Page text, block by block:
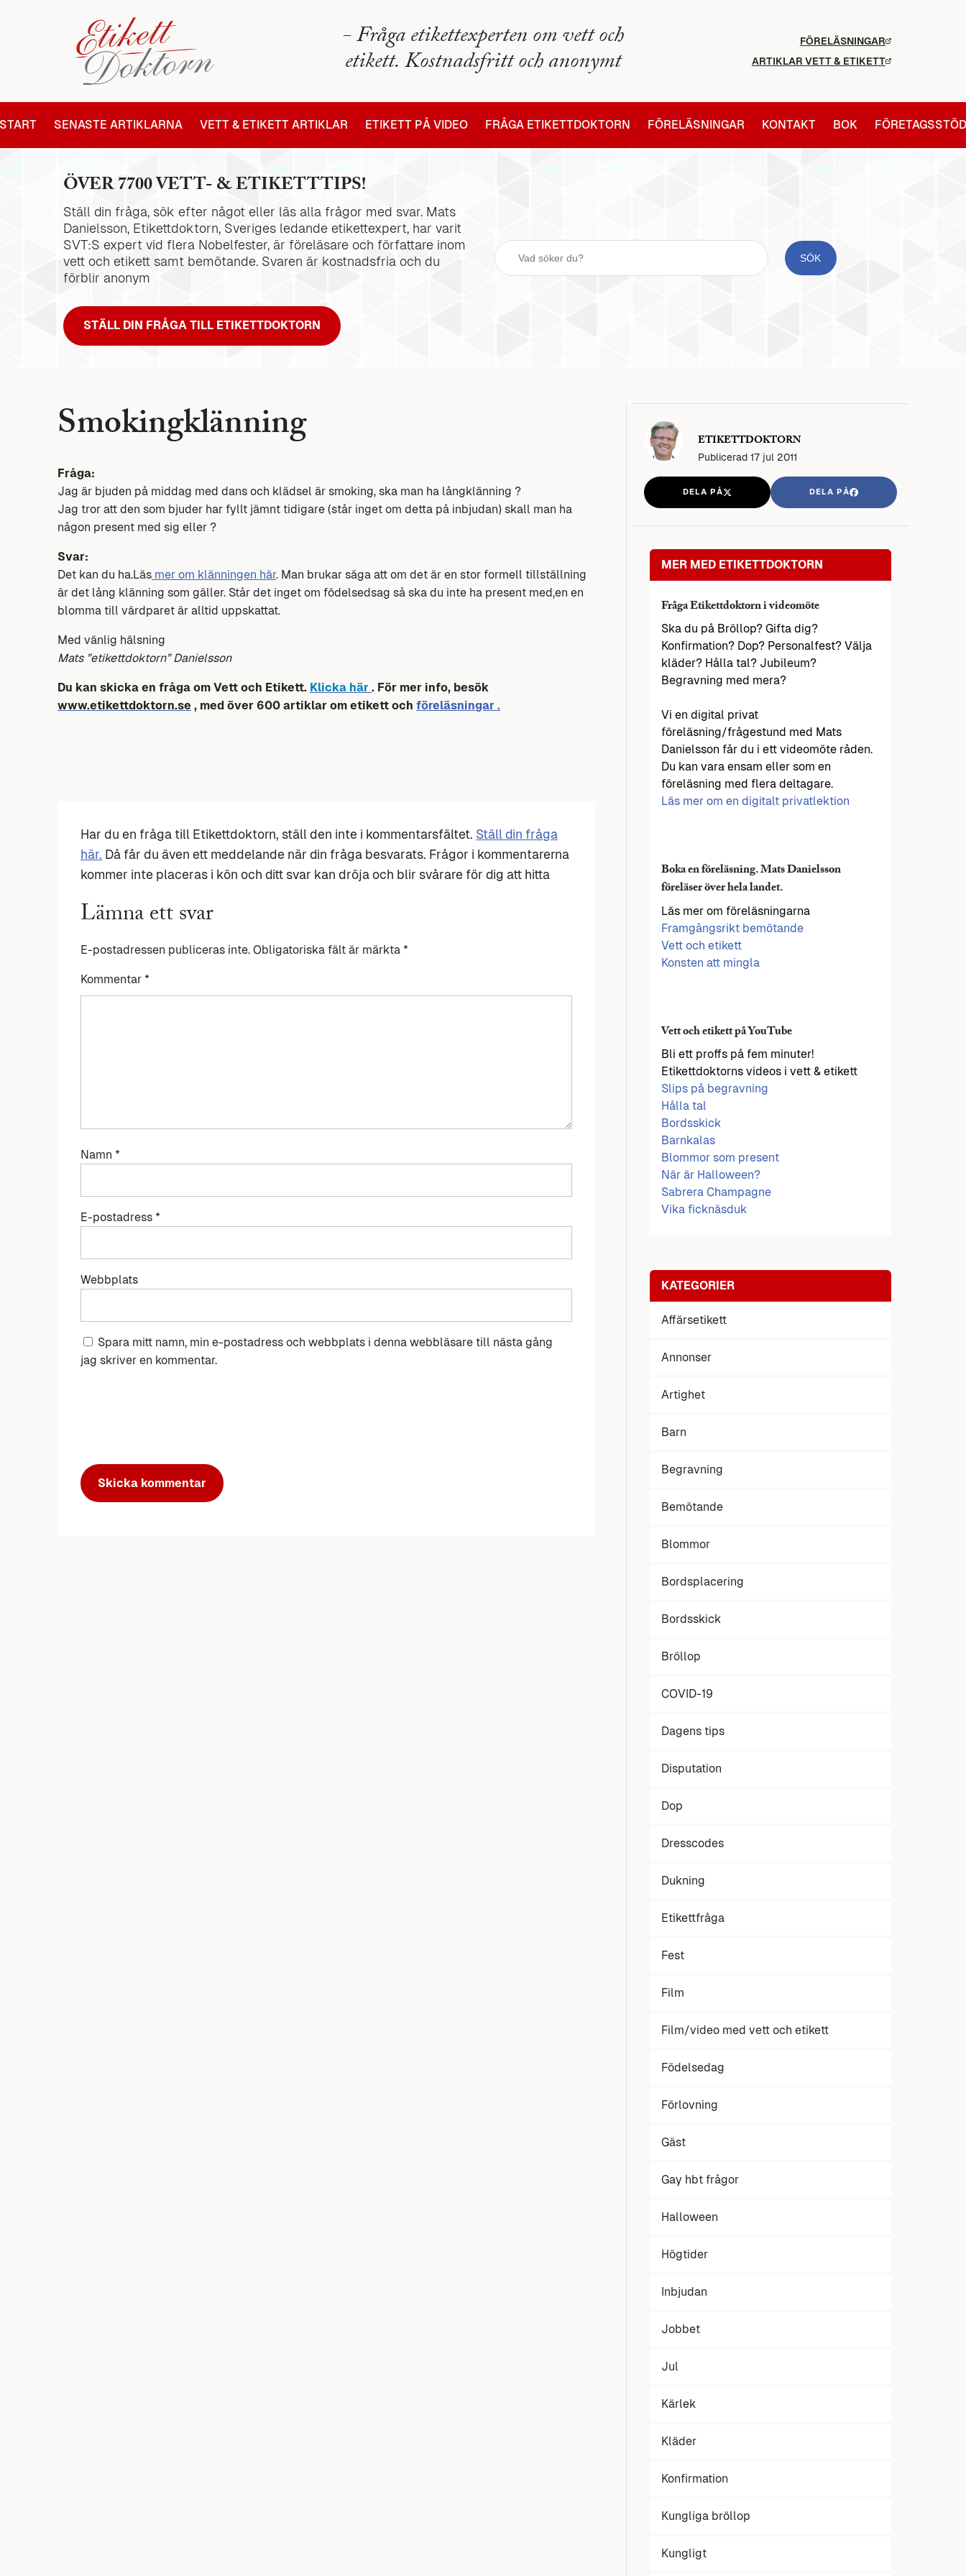
- Fråga etikettexperten om vett och
etikett. Kostnadsfritt och anonymt
FÖRELÄSNINGAR
ARTIKLAR VETT & ETIKETT
START SENASTE ARTIKLARNA VETT & ETIKETT ARTIKLAR ETIKETT PÅ VIDEO FRÅGA ETIKETTDOKTORN FÖRELÄSNINGAR KONTAKT BOK FÖRETAGSSTÖD
ÖVER 7700 VETT- & ETIKETTTIPS!
Ställ din fråga, sök efter något eller läs alla frågor med svar. Mats
Danielsson, Etikettdoktorn, Sveriges ledande etikettexpert, har varit
SVT:S expert vid flera Nobelfester, är föreläsare och författare inom
vett och etikett samt bemötande. Svaren är kostnadsfria och du
förblir anonym
STÄLL DIN FRÅGA TILL ETIKETTDOKTORN
Smokingklänning
Fråga:
Jag är bjuden på middag med dans och klädsel är smoking, ska man ha långklänning ?
Jag tror att den som bjuder har fyllt jämnt tidigare (står inget om detta på inbjudan) skall man ha
någon present med sig eller ?
Svar:
Det kan du ha.Läs mer om klänningen här. Man brukar säga att om det är en stor formell tillställning
är det lång klänning som gäller. Står det inget om födelsedsag så ska du inte ha present med,en en
blomma till värdparet är alltid uppskattat.
Med vänlig hälsning
Mats ”etikettdoktorn” Danielsson
Du kan skicka en fråga om Vett och Etikett. Klicka här . För mer info, besök
www.etikettdoktorn.se , med över 600 artiklar om etikett och föreläsningar .
Har du en fråga till Etikettdoktorn, ställ den inte i kommentarsfältet. Ställ din fråga
här. Då får du även ett meddelande när din fråga besvarats. Frågor i kommentarerna
kommer inte placeras i kön och ditt svar kan dröja och blir svårare för dig att hitta
Lämna ett svar
E-postadressen publiceras inte. Obligatoriska fält är märkta *
Kommentar *
Namn *
E-postadress *
Webbplats
Spara mitt namn, min e-postadress och webbplats i denna webbläsare till nästa gång
jag skriver en kommentar.
ETIKETTDOKTORN
Publicerad 17 jul 2011
DELA PÅ DELA PÅ
MER MED ETIKETTDOKTORN
Fråga Etikettdoktorn i videomöte
Ska du på Bröllop? Gifta dig?
Konfirmation? Dop? Personalfest? Välja
kläder? Hålla tal? Jubileum?
Begravning med mera?
Vi en digital privat
föreläsning/frågestund med Mats
Danielsson får du i ett videomöte råden.
Du kan vara ensam eller som en
föreläsning med flera deltagare.
Läs mer om en digitalt privatlektion
Boka en föreläsning. Mats Danielsson
föreläser över hela landet.
Läs mer om föreläsningarna
Framgångsrikt bemötande
Vett och etikett
Konsten att mingla
Vett och etikett på YouTube
Bli ett proffs på fem minuter!
Etikettdoktorns videos i vett & etikett
Slips på begravning
Hålla tal
Bordsskick
Barnkalas
Blommor som present
När är Halloween?
Sabrera Champagne
Vika ficknäsduk
KATEGORIER
Affärsetikett
Annonser
Artighet
Barn
Begravning
Bemötande
Blommor
Bordsplacering
Bordsskick
Bröllop
COVID-19
Dagens tips
Disputation
Dop
Dresscodes
Dukning
Etikettfråga
Fest
Film
Film/video med vett och etikett
Födelsedag
Förlovning
Gäst
Gay hbt frågor
Halloween
Högtider
Inbjudan
Jobbet
Jul
Kärlek
Kläder
Konfirmation
Kungliga bröllop
Kungligt